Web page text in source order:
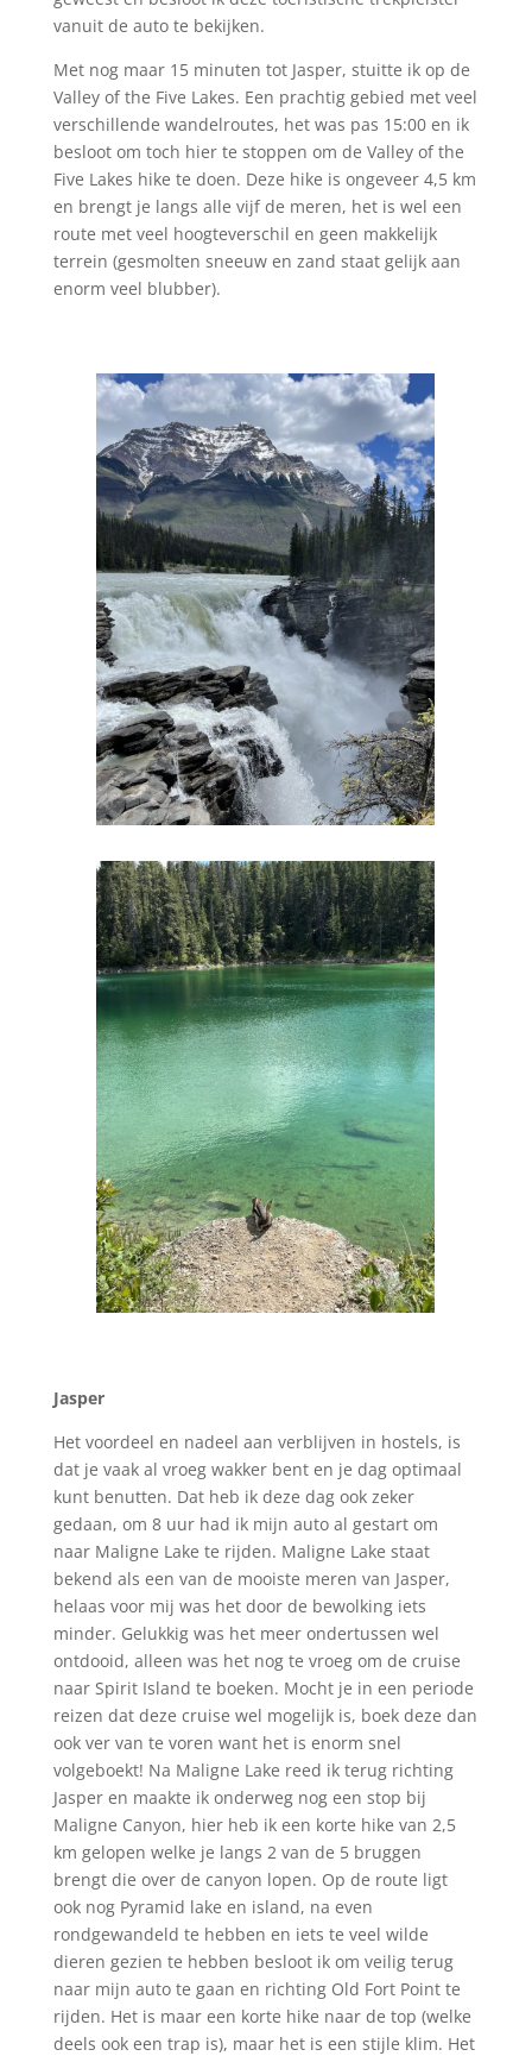
vanuit de auto te bekijken.
Met nog maar 15 minuten tot Jasper, stuitte ik op de
Valley of the Five Lakes. Een prachtig gebied met veel
verschillende wandelroutes, het was pas 15:00 en ik
besloot om toch hier te stoppen om de Valley of the
Five Lakes hike te doen. Deze hike is ongeveer 4,5 km
en brengt je langs alle vijf de meren, het is wel een
route met veel hoogteverschil en geen makkelijk
terrein (gesmolten sneeuw en zand staat gelijk aan
enorm veel blubber).
Jasper
Het voordeel en nadeel aan verblijven in hostels, is
dat je vaak al vroeg wakker bent en je dag optimaal
kunt benutten. Dat heb ik deze dag ook zeker
gedaan, om 8 uur had ik mijn auto al gestart om
naar Maligne Lake te rijden. Maligne Lake staat
bekend als een van de mooiste meren van Jasper,
helaas voor mij was het door de bewolking iets
minder. Gelukkig was het meer ondertussen wel
ontdooid, alleen was het nog te vroeg om de cruise
naar Spirit Island te boeken. Mocht je in een periode
reizen dat deze cruise wel mogelijk is, boek deze dan
ook ver van te voren want het is enorm snel
volgeboekt! Na Maligne Lake reed ik terug richting
Jasper en maakte ik onderweg nog een stop bij
Maligne Canyon, hier heb ik een korte hike van 2,5
km gelopen welke je langs 2 van de 5 bruggen
brengt die over de canyon lopen. Op de route ligt
ook nog Pyramid lake en island, na even
rondgewandeld te hebben en iets te veel wilde
dieren gezien te hebben besloot ik om veilig terug
naar mijn auto te gaan en richting Old Fort Point te
rijden. Het is maar een korte hike naar de top (welke
deels ook een trap is), maar het is een stijle klim. Het